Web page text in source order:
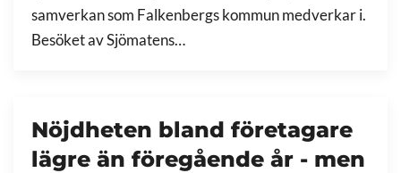
samverkan som Falkenbergs kommun medverkar i.
Besöket av Sjömatens…
Nöjdheten bland företagare
lägre än föregående år - men